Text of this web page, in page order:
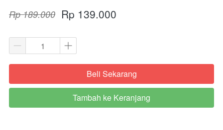
Rp 189.000 Rp 139.000
`Beli Sekarang
`
Tambah ke Keranjang